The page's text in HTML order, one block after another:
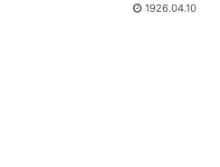
1926.04.10